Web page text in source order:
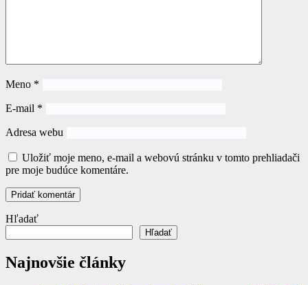
Meno *
E-mail *
Adresa webu
Uložiť moje meno, e-mail a webovú stránku v tomto prehliadači
pre moje budúce komentáre.
Hľadať
Hľadať
Najnovšie články